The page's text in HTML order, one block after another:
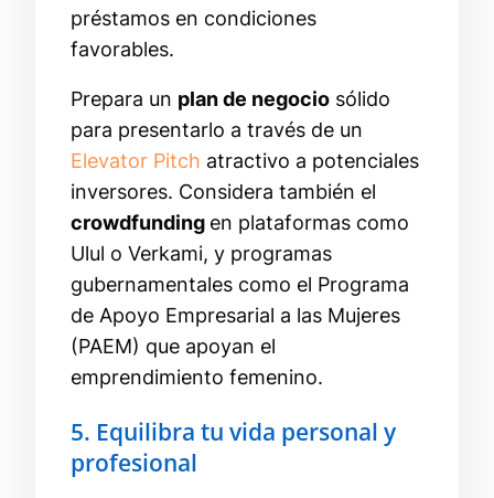
préstamos en condiciones
favorables.
Prepara un plan de negocio sólido
para presentarlo a través de un
Elevator Pitch atractivo a potenciales
inversores. Considera también el
crowdfunding en plataformas como
Ulul o Verkami, y programas
gubernamentales como el Programa
de Apoyo Empresarial a las Mujeres
(PAEM) que apoyan el
emprendimiento femenino.
5. Equilibra tu vida personal y
profesional